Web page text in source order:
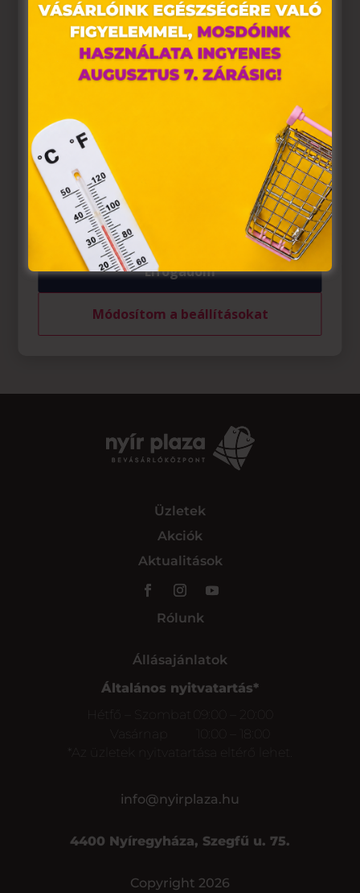
Üzletek
Akciók
Aktualitások
Rólunk
Állásajánlatok
Általános nyitvatartás*
Hétfő – Szombat
09:00 – 20:00
Vasárnap
*Az üzletek nyitvatartása eltérő lehet.
info@nyirplaza.hu
4400 Nyíregyháza, Szegfű u. 75.
Copyright 2026
Weboldalunkon „cookie"-kat (továbbiakban „süti")
alkalmazunk. Ezek olyan fájlok, melyek információt
tárolnak webes böngészőjében. Ehhez az Ön
hozzájárulása szükséges.
A „sütiket" az elektronikus hírközlésről szóló 2003. évi C.
törvény, az elektronikus kereskedelmi szolgáltatások, az
információs társadalommal összefüggő szolgáltatások
egyes kérdéseiről szóló 2001. évi CVIII. törvény, valamint
az Európai Unió előírásainak megfelelően használjuk.
Azon weblapoknak, melyek az Európai Unió országain
belül működnek, a „sütik" használatához, és ezeknek a
felhasználó számítógépén vagy egyéb eszközén történő
tárolásához a felhasználók hozzájárulását kell kérniük.
Elfogadom
Módosítom a beállításokat